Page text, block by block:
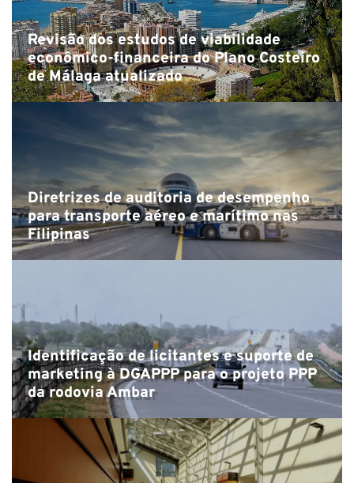
Revisão dos estudos de viabilidade
econômico-financeira do Plano Costeiro
de Málaga atualizado
Diretrizes de auditoria de desempenho
para transporte aéreo e marítimo nas
Filipinas
Identificação de licitantes e suporte de
marketing à DGAPPP para o projeto PPP
da rodovia Ambar